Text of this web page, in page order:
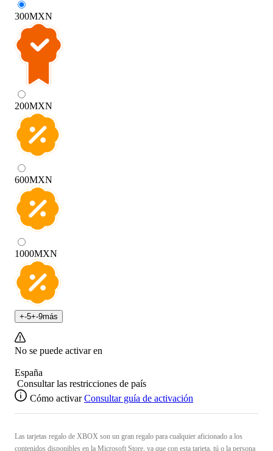
300MXN
200MXN
600MXN
1000MXN
+-5+-9más
No se puede activar en
España
Consultar las restricciones de país
Cómo activar Consultar guía de activación
Las tarjetas regalo de XBOX son un gran regalo para cualquier aficionado a los
contenidos disponibles en la Microsoft Store, ya que con esta tarjeta, tú o la persona